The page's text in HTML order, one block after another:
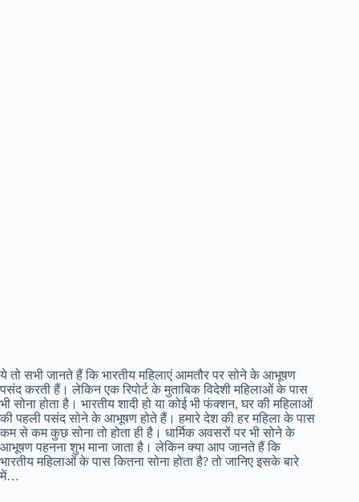
ये तो सभी जानते हैं कि भारतीय महिलाएं आमतौर पर सोने के आभूषण
पसंद करती हैं। लेकिन एक रिपोर्ट के मुताबिक विदेशी महिलाओं के पास
भी सोना होता है। भारतीय शादी हो या कोई भी फंक्शन, घर की महिलाओं
की पहली पसंद सोने के आभूषण होते हैं। हमारे देश की हर महिला के पास
कम से कम कुछ सोना तो होता ही है। धार्मिक अवसरों पर भी सोने के
आभूषण पहनना शुभ माना जाता है। लेकिन क्या आप जानते हैं कि
भारतीय महिलाओं के पास कितना सोना होता है? तो जानिए इसके बारे
में…